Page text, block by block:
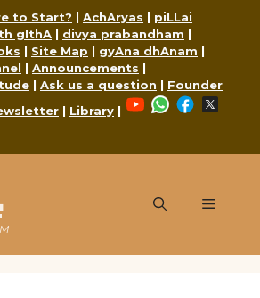
to Start? | AchAryas | piLLai
gIthA | divya prabandham |
| Site Map | gyAna dhAnam |
| Announcements |
| Ask us a question | Founder
| Library |
YouTubeWhatsApp
Facebook
Menu